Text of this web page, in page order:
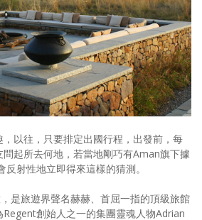
以往，只要排定出國行程，出發前，每
起所去何地，若當地剛巧有Aman旗下據
射性地立即得來這樣的猜測。
是旅遊界聲名赫赫、首屈一指的頂級旅館
創始人之一的集團靈魂人物Adrian